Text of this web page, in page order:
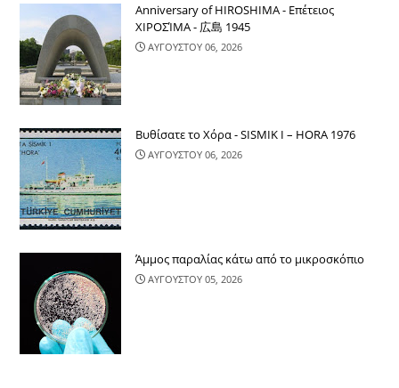
Anniversary of HIROSHIMA - Επέτειος
ΧΙΡΟΣΊΜΑ - 広島 1945
ΑΥΓΟΥΣΤΟΥ 06, 2026
Βυθίσατε το Χόρα - SISMIK I – HORA 1976
ΑΥΓΟΥΣΤΟΥ 06, 2026
Άμμος παραλίας κάτω από το μικροσκόπιο
ΑΥΓΟΥΣΤΟΥ 05, 2026